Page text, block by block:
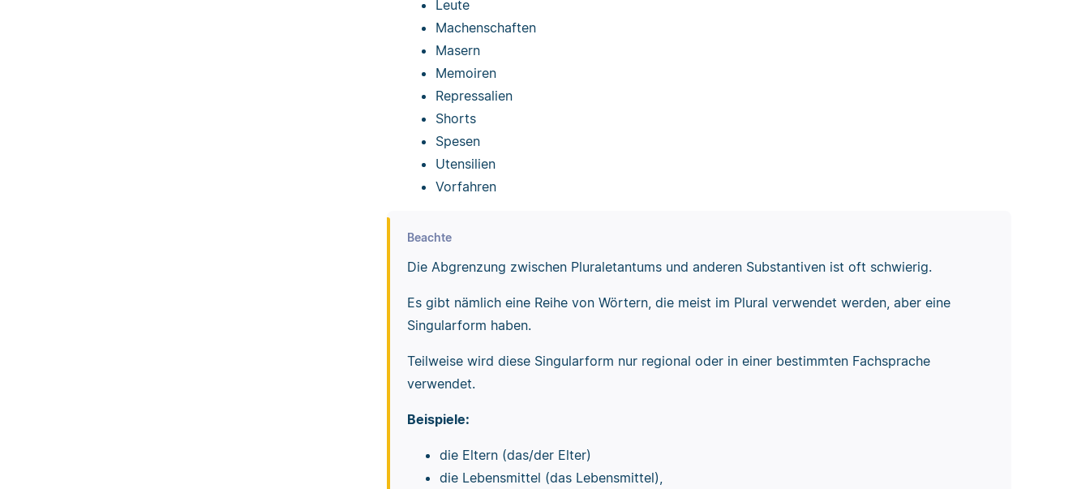
Leute
Machenschaften
Masern
Memoiren
Repressalien
Shorts
Spesen
Utensilien
Vorfahren
Beachte
Die Abgrenzung zwischen Pluraletantums und anderen Substantiven ist oft schwierig.
Es gibt nämlich eine Reihe von Wörtern, die meist im Plural verwendet werden, aber eine
Singularform haben.
Teilweise wird diese Singularform nur regional oder in einer bestimmten Fachsprache
verwendet.
Beispiele:
die Eltern (das/der Elter)
die Lebensmittel (das Lebensmittel),